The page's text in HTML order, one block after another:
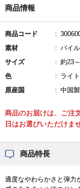
商品情報
商品コード
素材
パイ
サイズ
約23
色
ライ
原産国
中国製
商品のお届けは、ご注
日はお選びいただけま
商品特長
適度なやわらかさと弾力